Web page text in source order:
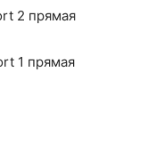
2 прямая
1 прямая